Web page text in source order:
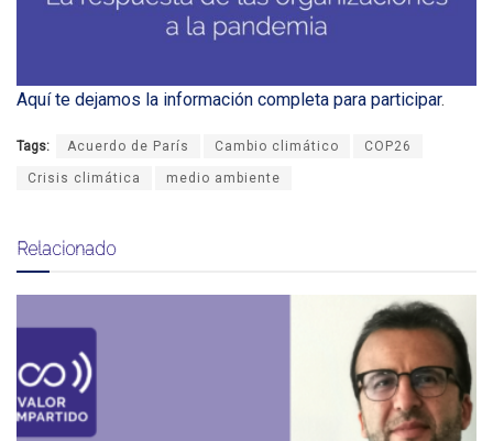
Aquí te dejamos la información completa para participar.
Tags: Acuerdo de París Cambio climático COP26
Crisis climática medio ambiente
Relacionado